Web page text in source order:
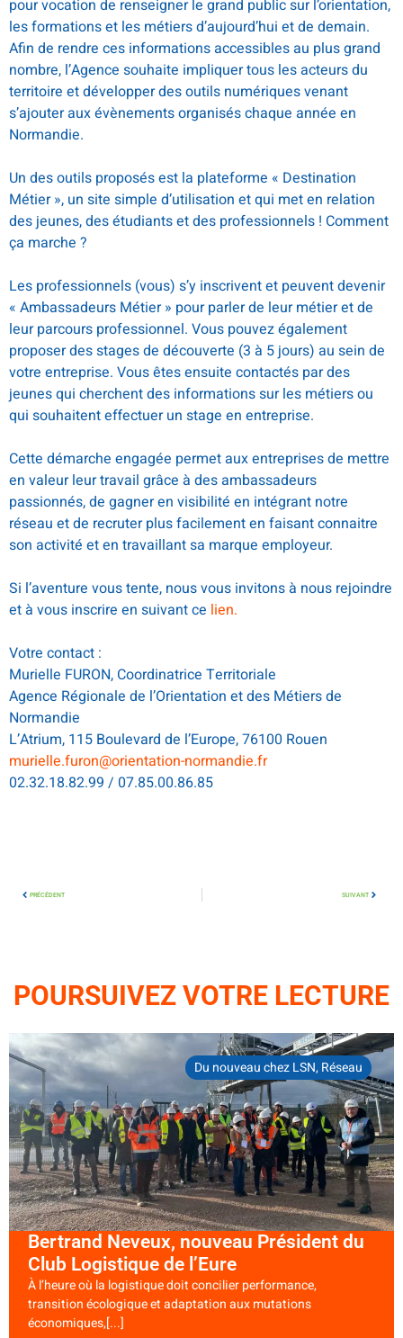
pour vocation de renseigner le grand public sur l’orientation,
les formations et les métiers d’aujourd’hui et de demain.
Afin de rendre ces informations accessibles au plus grand
nombre, l’Agence souhaite impliquer tous les acteurs du
territoire et développer des outils numériques venant
s’ajouter aux évènements organisés chaque année en
Normandie.
Un des outils proposés est la plateforme « Destination
Métier », un site simple d’utilisation et qui met en relation
des jeunes, des étudiants et des professionnels ! Comment
ça marche ?
Les professionnels (vous) s’y inscrivent et peuvent devenir
« Ambassadeurs Métier » pour parler de leur métier et de
leur parcours professionnel. Vous pouvez également
proposer des stages de découverte (3 à 5 jours) au sein de
votre entreprise. Vous êtes ensuite contactés par des
jeunes qui cherchent des informations sur les métiers ou
qui souhaitent effectuer un stage en entreprise.
Cette démarche engagée permet aux entreprises de mettre
en valeur leur travail grâce à des ambassadeurs
passionnés, de gagner en visibilité en intégrant notre
réseau et de recruter plus facilement en faisant connaitre
son activité et en travaillant sa marque employeur.
Si l’aventure vous tente, nous vous invitons à nous rejoindre
et à vous inscrire en suivant ce lien.
Votre contact :
Murielle FURON, Coordinatrice Territoriale
Agence Régionale de l’Orientation et des Métiers de
Normandie
L’Atrium, 115 Boulevard de l’Europe, 76100 Rouen
murielle.furon@orientation-normandie.fr
02.32.18.82.99 / 07.85.00.86.85
PRÉCÉDENT SUIVANT
POURSUIVEZ VOTRE LECTURE
Du nouveau chez LSN,Réseau
Bertrand Neveux, nouveau Président du
Club Logistique de l’Eure
À l’heure où la logistique doit concilier performance,
transition écologique et adaptation aux mutations
économiques,[...]